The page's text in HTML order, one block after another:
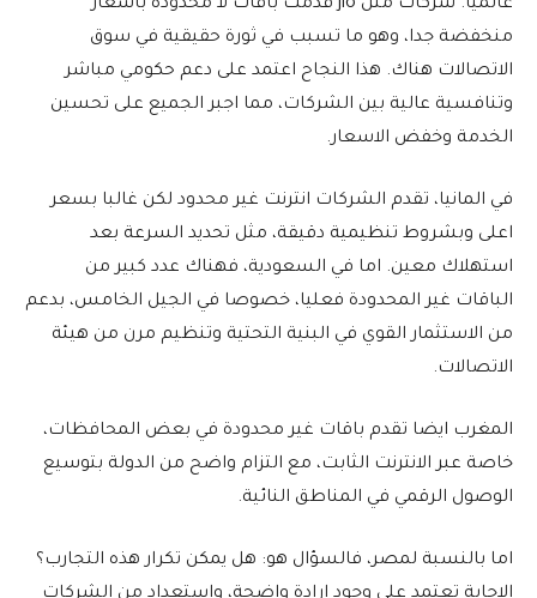
عالميا. شركات مثل Jio قدمت باقات لا محدودة باسعار
منخفضة جدا، وهو ما تسبب في ثورة حقيقية في سوق
الاتصالات هناك. هذا النجاح اعتمد على دعم حكومي مباشر
وتنافسية عالية بين الشركات، مما اجبر الجميع على تحسين
الخدمة وخفض الاسعار.
في المانيا، تقدم الشركات انترنت غير محدود لكن غالبا بسعر
اعلى وبشروط تنظيمية دقيقة، مثل تحديد السرعة بعد
استهلاك معين. اما في السعودية، فهناك عدد كبير من
الباقات غير المحدودة فعليا، خصوصا في الجيل الخامس، بدعم
من الاستثمار القوي في البنية التحتية وتنظيم مرن من هيئة
الاتصالات.
المغرب ايضا تقدم باقات غير محدودة في بعض المحافظات،
خاصة عبر الانترنت الثابت، مع التزام واضح من الدولة بتوسيع
الوصول الرقمي في المناطق النائية.
اما بالنسبة لمصر، فالسؤال هو: هل يمكن تكرار هذه التجارب؟